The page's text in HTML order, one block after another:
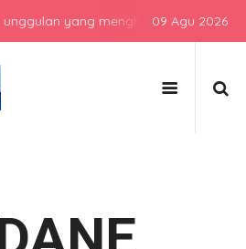
yang menghasilkan lulusan
09 Agu 2026